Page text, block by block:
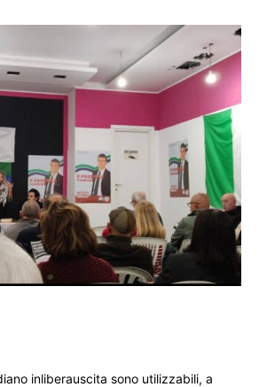
inliberauscita sono utilizzabili, a